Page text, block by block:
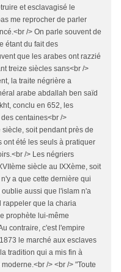
et esclavagisé le
me reprocher de parler
/> On parle souvent de
étant du fait des
que les arabes ont razzié
treize siècles sans<br />
la traite négrière a
arabe abdallah ben saïd
conclu en 652, les
centaines<br />
soit pendant près de
ont été les seuls à pratiquer
/> Les négriers
siècle au IXXème, soit
a que cette dernière qui
aussi que l'islam n'a
rappeler que la charia
prophète lui-même
contraire, c'est l'empire
le marché aux esclaves
tradition qui a mis fin à
/> <br /> "Toute